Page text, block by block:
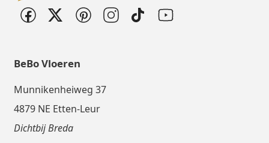
BeBo Vloeren
Munnikenheiweg 37
4879 NE Etten-Leur
Dichtbij Breda